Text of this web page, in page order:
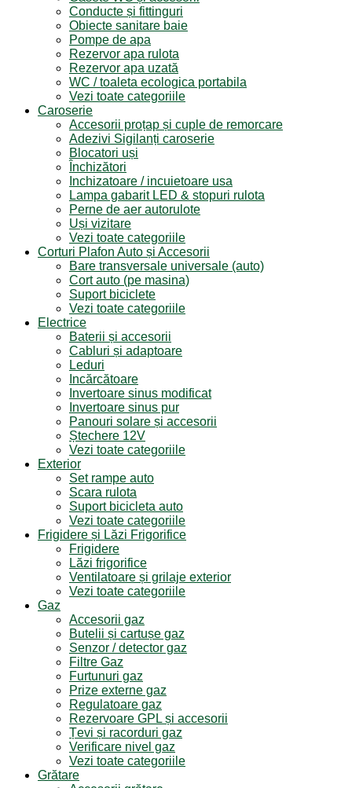
Conducte și fittinguri
Obiecte sanitare baie
Pompe de apa
Rezervor apa rulota
Rezervor apa uzată
WC / toaleta ecologica portabila
Vezi toate categoriile
Caroserie
Accesorii proțap și cuple de remorcare
Adezivi Sigilanți caroserie
Blocatori uși
Închizători
Inchizatoare / incuietoare usa
Lampa gabarit LED & stopuri rulota
Perne de aer autorulote
Uși vizitare
Vezi toate categoriile
Corturi Plafon Auto și Accesorii
Bare transversale universale (auto)
Cort auto (pe masina)
Suport biciclete
Vezi toate categoriile
Electrice
Baterii și accesorii
Cabluri și adaptoare
Leduri
Incărcătoare
Invertoare sinus modificat
Invertoare sinus pur
Panouri solare și accesorii
Ștechere 12V
Vezi toate categoriile
Exterior
Set rampe auto
Scara rulota
Suport bicicleta auto
Vezi toate categoriile
Frigidere și Lăzi Frigorifice
Frigidere
Lăzi frigorifice
Ventilatoare și grilaje exterior
Vezi toate categoriile
Gaz
Accesorii gaz
Butelii și cartușe gaz
Senzor / detector gaz
Filtre Gaz
Furtunuri gaz
Prize externe gaz
Regulatoare gaz
Rezervoare GPL și accesorii
Țevi și racorduri gaz
Verificare nivel gaz
Vezi toate categoriile
Grătare